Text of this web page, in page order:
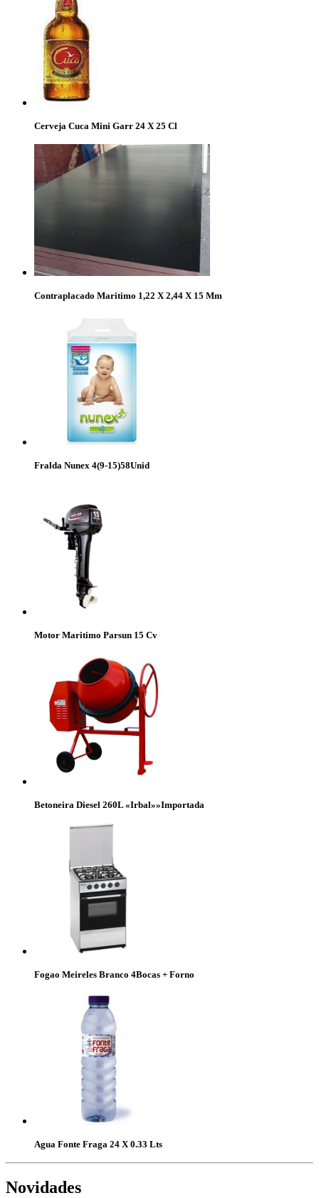
Cerveja Cuca Mini Garr 24 X 25 Cl
Contraplacado Maritimo 1,22 X 2,44 X 15 Mm
Fralda Nunex 4(9-15)58Unid
Motor Maritimo Parsun 15 Cv
Betoneira Diesel 260L «Irbal»»Importada
Fogao Meireles Branco 4Bocas + Forno
Agua Fonte Fraga 24 X 0.33 Lts
Novidades